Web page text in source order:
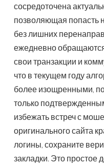
сосредоточена
позволяющая попасть
без лишних
ежедневно
свои транзакции и
что в текущем году
более изощренными,
только
избежать встреч с
оригинального сайта
логины, сохраните
закладки. Это простое